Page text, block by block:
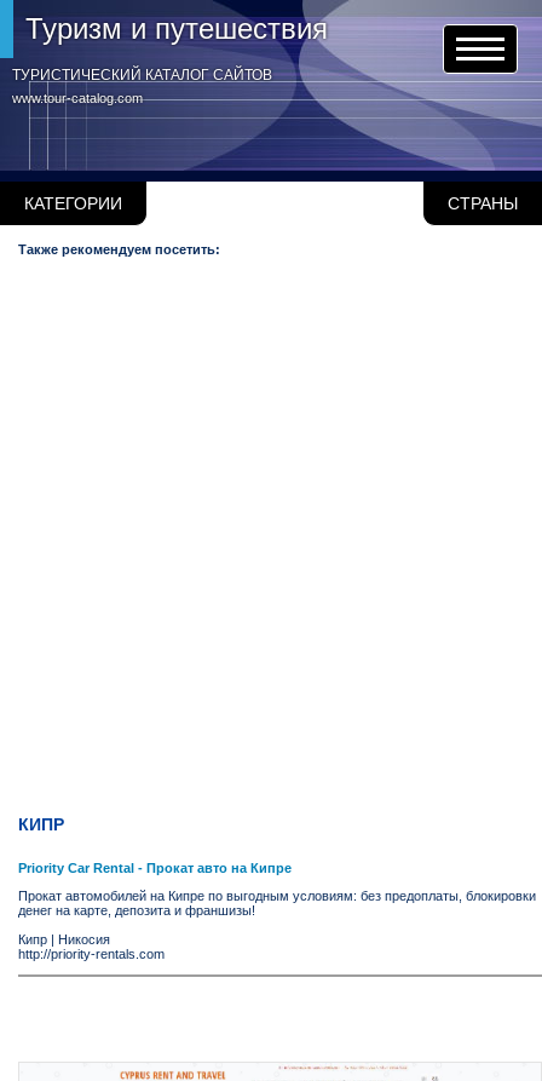
www.tour-catalog.com
Туризм и путешествия
ТУРИСТИЧЕСКИЙ КАТАЛОГ САЙТОВ
КАТЕГОРИИ СТРАНЫ
Также рекомендуем посетить:
КИПР
Priority Car Rental - Прокат авто на Кипре
Прокат автомобилей на Кипре по выгодным условиям: без предоплаты, блокировки
денег на карте, депозита и франшизы!
Кипр | Никосия
http://priority-rentals.com